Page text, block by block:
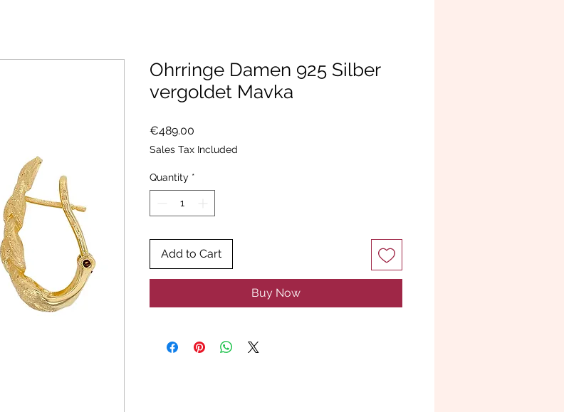
Ohrringe Damen 925 Silber
vergoldet Mavka
€489.00
Sales Tax Included
Quantity *
Add to Cart
Buy Now